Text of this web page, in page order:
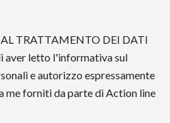
TRATTAMENTO DEI DATI
aver letto l'informativa sul
e autorizzo espressamente
me forniti da parte di Action line